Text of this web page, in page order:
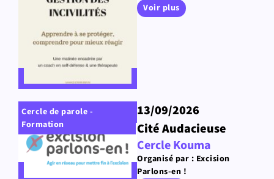
Voir plus
Cercle de parole -
Formation
13/09/2026
Cité Audacieuse
Cercle Kouma
Organisé par : Excision
Parlons-en !